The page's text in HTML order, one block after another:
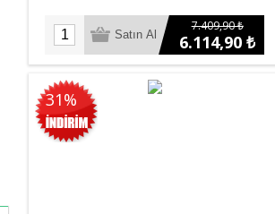
7.409,90 ₺
6.114,90 ₺
31%